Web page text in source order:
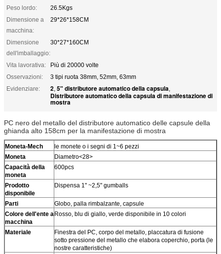
Peso lordo:
26.5Kgs
Dimensione a
macchina:
29*26*158CM
Dimensione
dell'imballaggio:
30*27*160CM
Vita lavorativa:
Più di 20000 volte
Osservazioni:
3 tipi ruota 38mm, 52mm, 63mm
Evidenziare:
2, 5" distributore automatico della capsula,
Distributore automatico della capsula di manifestazione di
mostra
PC nero del metallo del distributore automatico delle capsule della
ghianda alto 158cm per la manifestazione di mostra
Moneta-Mech
le monete o i segni di 1~6 pezzi
Moneta
Diametro<28>
Capacità della
moneta
600pcs
Prodotto
disponibile
Dispensa 1" ~2,5" gumballs
Parti
Globo, palla rimbalzante, capsule
Colore dell'ente a
macchina
Rosso, blu di giallo, verde disponibile in 10 colori
Materiale
Finestra del PC, corpo del metallo, placcatura di fusione
sotto pressione del metallo che elabora coperchio, porta (le
nostre caratteristiche)